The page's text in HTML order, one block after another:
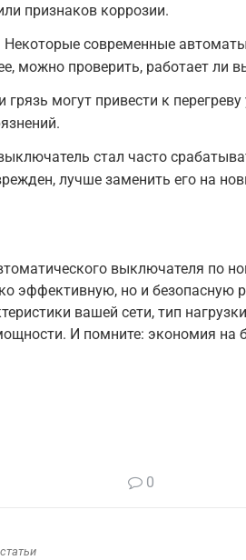
признаков коррозии.
Некоторые современные
можно проверить, работает ли
грязь могут привести к
стал часто
лучше заменить его на
выключателя по
эффективную, но и безопасную
вашей сети, тип
И помните: экономия на
0